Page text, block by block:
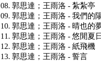
08. 郭思達；王雨洛 - 紮紮亭
09. 郭思達；王雨洛 - 我們的
10. 郭思達；王雨洛 - 晴也的
11. 郭思達；王雨洛 - 悠閒夏
12. 郭思達；王雨洛 - 紙飛機
13. 郭思達；王雨洛 - 誓言